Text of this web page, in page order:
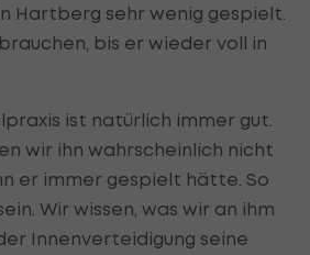
Hartberg sehr wenig gespielt.
bis er wieder voll in
ist natürlich immer gut.
wir ihn wahrscheinlich nicht
er immer gespielt hätte. So
Wir wissen, was wir an ihm
Innenverteidigung seine